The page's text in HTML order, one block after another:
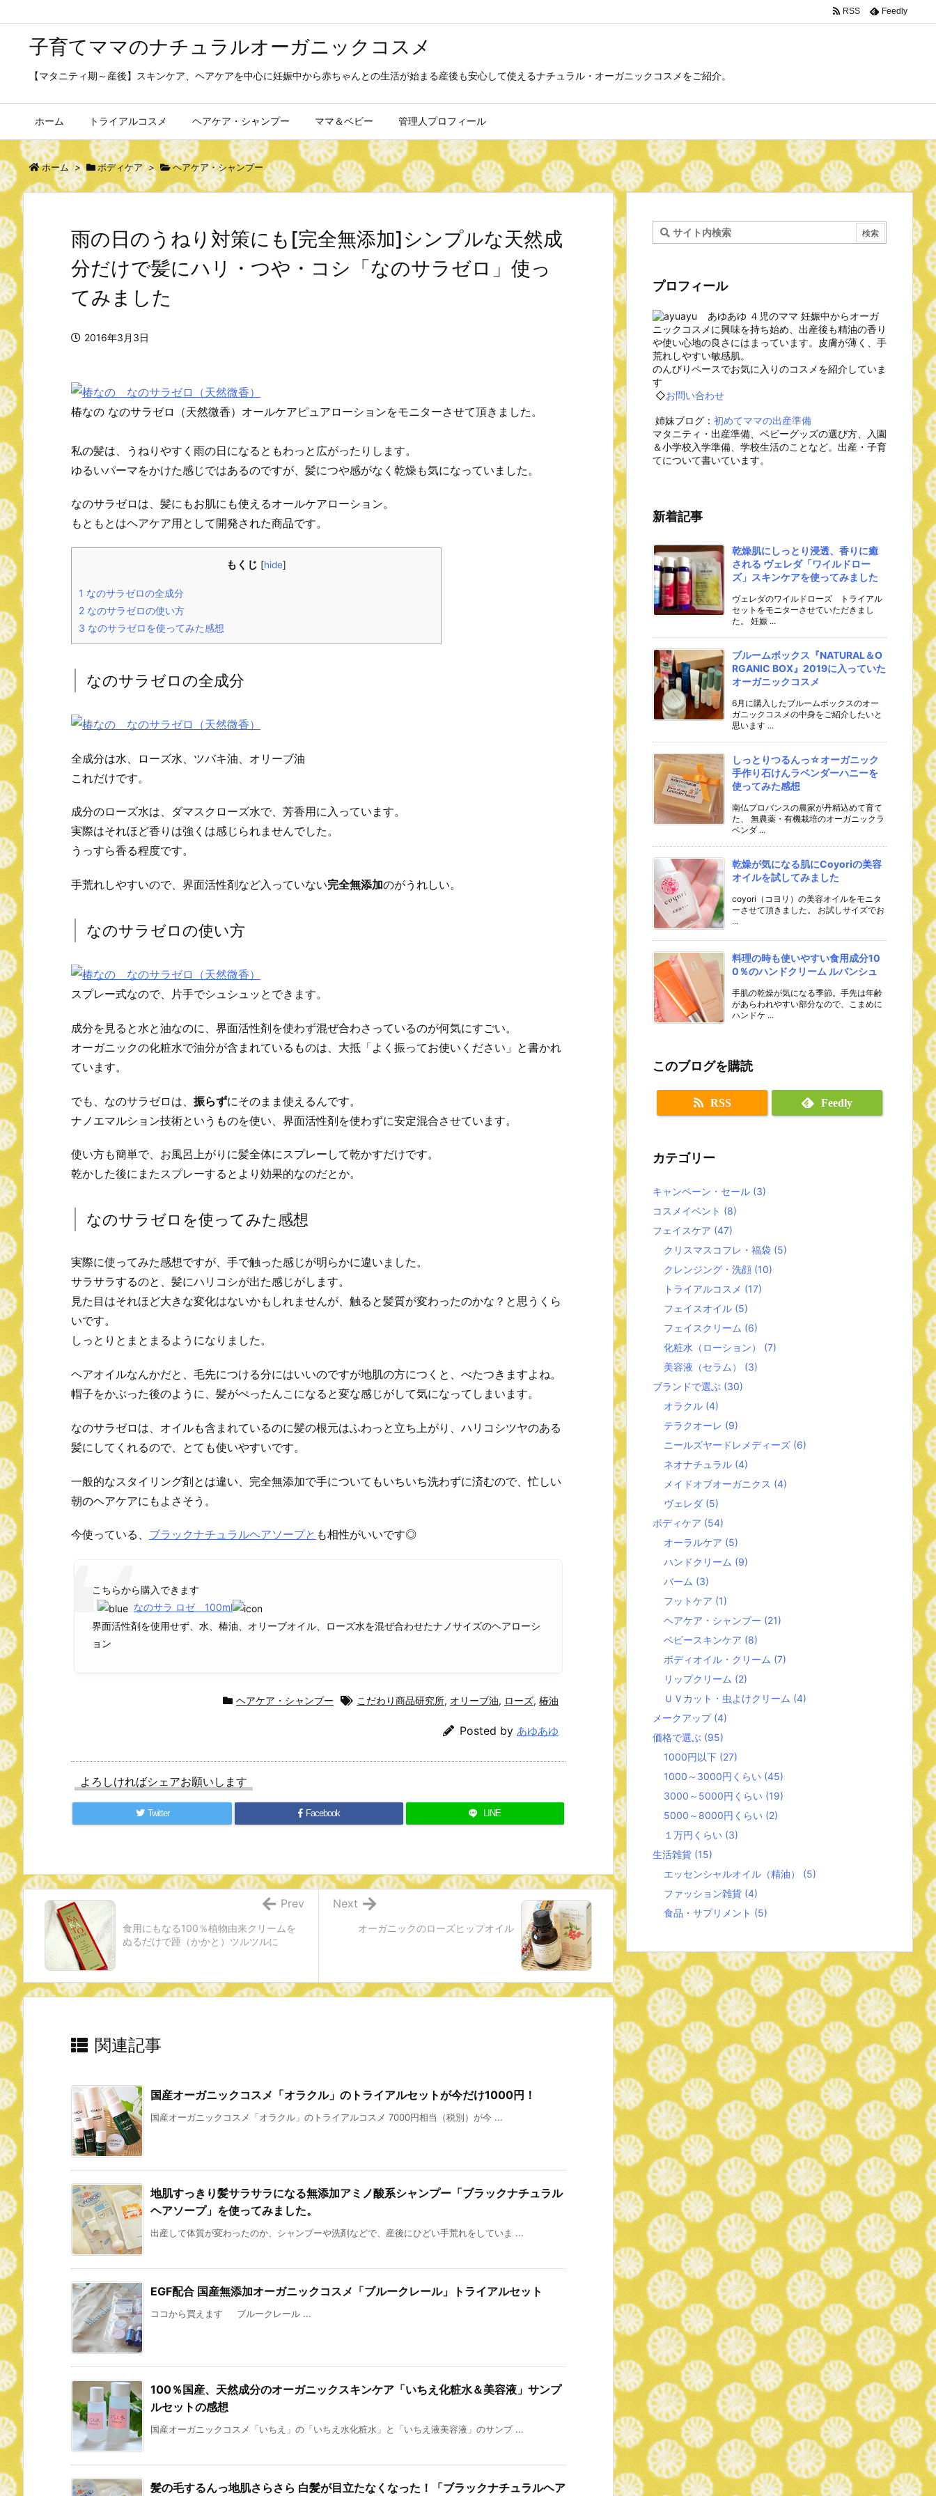
子育てママのナチュラルオーガニックコスメ
【マタニティ期～産後】スキンケア、ヘアケアを中心に妊娠中から赤ちゃんとの生活が始まる産後も安心して使えるナチュラル・オーガニックコスメをご紹介。
ホーム トライアルコスメ ヘアケア・シャンプー ママ＆ベビー 管理人プロフィール
RSS Feedly
ホーム > ボディケア > ヘアケア・シャンプー
雨の日のうねり対策にも[完全無添加]シンプルな天然成
分だけで髪にハリ・つや・コシ「なのサラゼロ」使っ
てみました
2016年3月3日
椿なの なのサラゼロ（天然微香）オールケアピュアローションをモニターさせて頂きました。
私の髪は、うねりやすく雨の日になるともわっと広がったりします。
ゆるいパーマをかけた感じではあるのですが、髪につや感がなく乾燥も気になっていました。
なのサラゼロは、髪にもお肌にも使えるオールケアローション。
もともとはヘアケア用として開発された商品です。
もくじ [hide]
1 なのサラゼロの全成分
2 なのサラゼロの使い方
3 なのサラゼロを使ってみた感想
なのサラゼロの全成分
全成分は水、ローズ水、ツバキ油、オリーブ油
これだけです。
成分のローズ水は、ダマスクローズ水で、芳香用に入っています。
実際はそれほど香りは強くは感じられませんでした。
うっすら香る程度です。
手荒れしやすいので、界面活性剤など入っていない完全無添加のがうれしい。
なのサラゼロの使い方
スプレー式なので、片手でシュシュッとできます。
成分を見ると水と油なのに、界面活性剤を使わず混ぜ合わさっているのが何気にすごい。
オーガニックの化粧水で油分が含まれているものは、大抵「よく振ってお使いください」と書かれ
ています。
でも、なのサラゼロは、 振らずにそのまま使えるんです。
ナノエマルション技術というものを使い、界面活性剤を使わずに安定混合させています。
使い方も簡単で、お風呂上がりに髪全体にスプレーして乾かすだけです。
乾かした後にまたスプレーするとより効果的なのだとか。
なのサラゼロを使ってみた感想
実際に使ってみた感想ですが、手で触った感じが明らかに違いました。
サラサラするのと、髪にハリコシが出た感じがします。
見た目はそれほど大きな変化はないかもしれませんが、触ると髪質が変わったのかな？と思うくら
いです。
しっとりとまとまるようになりました。
ヘアオイルなんかだと、毛先につける分にはいいのですが地肌の方につくと、べたつきますよね。
帽子をかぶった後のように、髪がぺったんこになると変な感じがして気になってしまいます。
なのサラゼロは、オイルも含まれているのに髪の根元はふわっと立ち上がり、ハリコシツヤのある
髪にしてくれるので、とても使いやすいです。
一般的なスタイリング剤とは違い、完全無添加で手についてもいちいち洗わずに済むので、忙しい
朝のヘアケアにもよさそう。
今使っている、 ブラックナチュラルヘアソープと も相性がいいです◎
こちらから購入できます
なのサラ ロゼ 100ml
界面活性剤を使用せず、水、椿油、オリーブオイル、ローズ水を混ぜ合わせたナノサイズのヘアローシ
ョン
ヘアケア・シャンプー こだわり商品研究所, オリーブ油, ローズ, 椿油
Posted by あゆあゆ
よろしければシェアお願いします
Twitter Facebook LINE
オーガニックのローズヒップオイル
Next
食用にもなる100％植物由来クリームを
ぬるだけで踵（かかと）ツルツルに
Prev
関連記事
国産オーガニックコスメ「オラクル」のトライアルセットが今だけ1000円！
国産オーガニックコスメ「オラクル」のトライアルコスメ 7000円相当（税別）が今 ...
地肌すっきり髪サラサラになる無添加アミノ酸系シャンプー「ブラックナチュラル
ヘアソープ」を使ってみました。
出産して体質が変わったのか、シャンプーや洗剤などで、産後にひどい手荒れをしていま ...
EGF配合 国産無添加オーガニックコスメ「ブルークレール」トライアルセット
ココから買えます ブルークレール ...
100％国産、天然成分のオーガニックスキンケア「いちえ化粧水＆美容液」サンプ
ルセットの感想
国産オーガニックコスメ「いちえ」の「いちえ水化粧水」と「いちえ液美容液」のサンプ ...
髪の毛するんっ地肌さらさら 白髪が目立たなくなった！「ブラックナチュラルヘア
プロフィール
あゆあゆ ４児のママ 妊娠中からオーガ
ニックコスメに興味を持ち始め、出産後も精油の香り
や使い心地の良さにはまっています。皮膚が薄く、手
荒れしやすい敏感肌。
のんびりペースでお気に入りのコスメを紹介していま
す
◇お問い合わせ
姉妹ブログ： 初めてママの出産準備
マタニティ・出産準備、ベビーグッズの選び方、入園
＆小学校入学準備、学校生活のことなど。出産・子育
てについて書いています。
新着記事
乾燥肌にしっとり浸透、香りに癒
される ヴェレダ「ワイルドロー
ズ」スキンケアを使ってみました
ヴェレダのワイルドローズ トライアル
セットをモニターさせていただきまし
た。 妊娠 ...
ブルームボックス『NATURAL＆O
RGANIC BOX』2019に入っていた
オーガニックコスメ
6月に購入したブルームボックスのオー
ガニックコスメの中身をご紹介したいと
思います ...
しっとりつるんっ☆オーガニック
手作り石けんラベンダーハニーを
使ってみた感想
南仏プロバンスの農家が丹精込めて育て
た、 無農薬・有機栽培のオーガニックラ
ベンダ ...
乾燥が気になる肌にCoyoriの美容
オイルを試してみました
coyori（コヨリ）の美容オイルをモニタ
ーさせて頂きました。 お試しサイズでお
...
料理の時も使いやすい食用成分10
0％のハンドクリーム ルバンシュ
手肌の乾燥が気になる季節。手先は年齢
があらわれやすい部分なので、こまめに
ハンドケ ...
このブログを購読
RSS Feedly
カテゴリー
キャンペーン・セール (3)
コスメイベント (8)
フェイスケア (47)
クリスマスコフレ・福袋 (5)
クレンジング・洗顔 (10)
トライアルコスメ (17)
フェイスオイル (5)
フェイスクリーム (6)
化粧水（ローション） (7)
美容液（セラム） (3)
ブランドで選ぶ (30)
オラクル (4)
テラクオーレ (9)
ニールズヤードレメディーズ (6)
ネオナチュラル (4)
メイドオブオーガニクス (4)
ヴェレダ (5)
ボディケア (54)
オーラルケア (5)
ハンドクリーム (9)
バーム (3)
フットケア (1)
ヘアケア・シャンプー (21)
ベビースキンケア (8)
ボディオイル・クリーム (7)
リップクリーム (2)
ＵＶカット・虫よけクリーム (4)
メークアップ (4)
価格で選ぶ (95)
1000円以下 (27)
1000～3000円くらい (45)
3000～5000円くらい (19)
5000～8000円くらい (2)
１万円くらい (3)
生活雑貨 (15)
エッセンシャルオイル（精油） (5)
ファッション雑貨 (4)
食品・サプリメント (5)